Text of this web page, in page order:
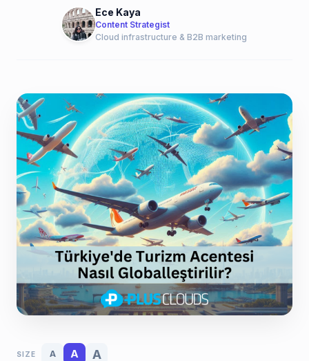
Ece Kaya
Content Strategist
Cloud infrastructure & B2B marketing
SIZE A A A